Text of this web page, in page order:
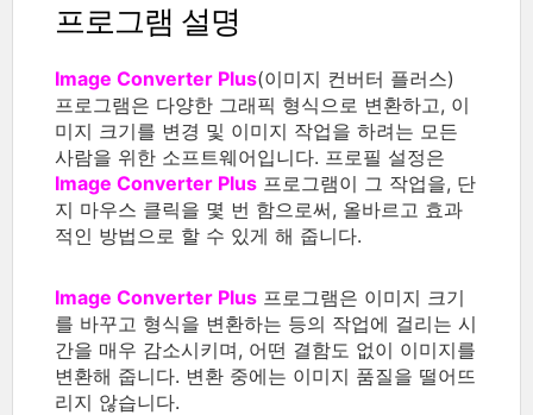
프로그램 설명
Image Converter Plus(이미지 컨버터 플러스)
프로그램은 다양한 그래픽 형식으로 변환하고, 이
미지 크기를 변경 및 이미지 작업을 하려는 모든
사람을 위한 소프트웨어입니다. 프로필 설정은
Image Converter Plus 프로그램이 그 작업을, 단
지 마우스 클릭을 몇 번 함으로써, 올바르고 효과
적인 방법으로 할 수 있게 해 줍니다.
Image Converter Plus 프로그램은 이미지 크기
를 바꾸고 형식을 변환하는 등의 작업에 걸리는 시
간을 매우 감소시키며, 어떤 결함도 없이 이미지를
변환해 줍니다. 변환 중에는 이미지 품질을 떨어뜨
리지 않습니다.